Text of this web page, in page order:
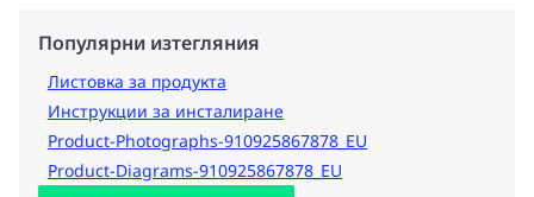
Популярни изтегляния
Листовка за продукта
Инструкции за инсталиране
Product-Photographs-910925867878_EU
Product-Diagrams-910925867878_EU